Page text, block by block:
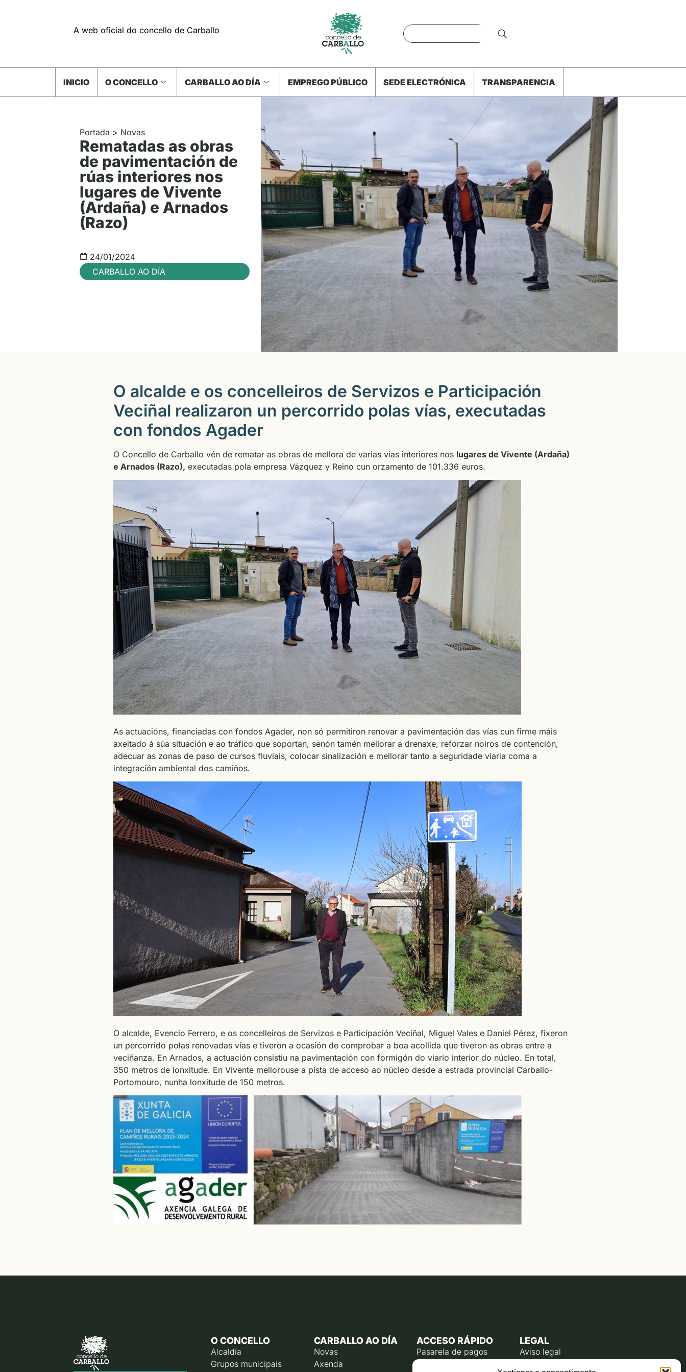
A web oficial do concello de Carballo
INICIO O CONCELLO CARBALLO AO DÍA EMPREGO PÚBLICO SEDE ELECTRÓNICA TRANSPARENCIA
Portada > Novas
Rematadas as obras
de pavimentación de
rúas interiores nos
lugares de Vivente
(Ardaña) e Arnados
(Razo)
24/01/2024
CARBALLO AO DÍA
O alcalde e os concelleiros de Servizos e Participación
Veciñal realizaron un percorrido polas vías, executadas
con fondos Agader
O Concello de Carballo vén de rematar as obras de mellora de varias vías interiores nos lugares de Vivente (Ardaña)
e Arnados (Razo), executadas pola empresa Vázquez y Reino cun orzamento de 101.336 euros.
As actuacións, financiadas con fondos Agader, non só permitiron renovar a pavimentación das vías cun firme máis
axeitado á súa situación e ao tráfico que soportan, senón tamén mellorar a drenaxe, reforzar noiros de contención,
adecuar as zonas de paso de cursos fluviais, colocar sinalización e mellorar tanto a seguridade viaria coma a
integración ambiental dos camiños.
O alcalde, Evencio Ferrero, e os concelleiros de Servizos e Participación Veciñal, Miguel Vales e Daniel Pérez, fixeron
un percorrido polas renovadas vías e tiveron a ocasión de comprobar a boa acollida que tiveron as obras entre a
veciñanza. En Arnados, a actuación consistiu na pavimentación con formigón do viario interior do núcleo. En total,
350 metros de lonxitude. En Vivente mellorouse a pista de acceso ao núcleo desde a estrada provincial Carballo-
Portomouro, nunha lonxitude de 150 metros.
O CONCELLO
Alcaldía
Grupos municipais
CARBALLO AO DÍA
Novas
Axenda
ACCESO RÁPIDO
Pasarela de pagos
LEGAL
Aviso legal